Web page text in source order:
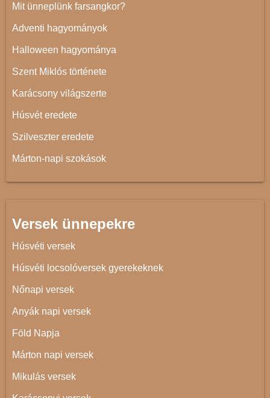
Mit ünneplünk farsangkor?
Adventi hagyományok
Halloween hagyománya
Szent Miklós története
Karácsony világszerte
Húsvét eredete
Szilveszter eredete
Márton-napi szokások
Versek ünnepekre
Húsvéti versek
Húsvéti locsolóversek gyerekeknek
Nőnapi versek
Anyák napi versek
Föld Napja
Márton napi versek
Mikulás versek